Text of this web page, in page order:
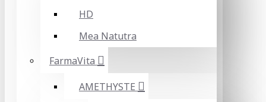
HD
Mea Natutra
FarmaVita
AMETHYSTE